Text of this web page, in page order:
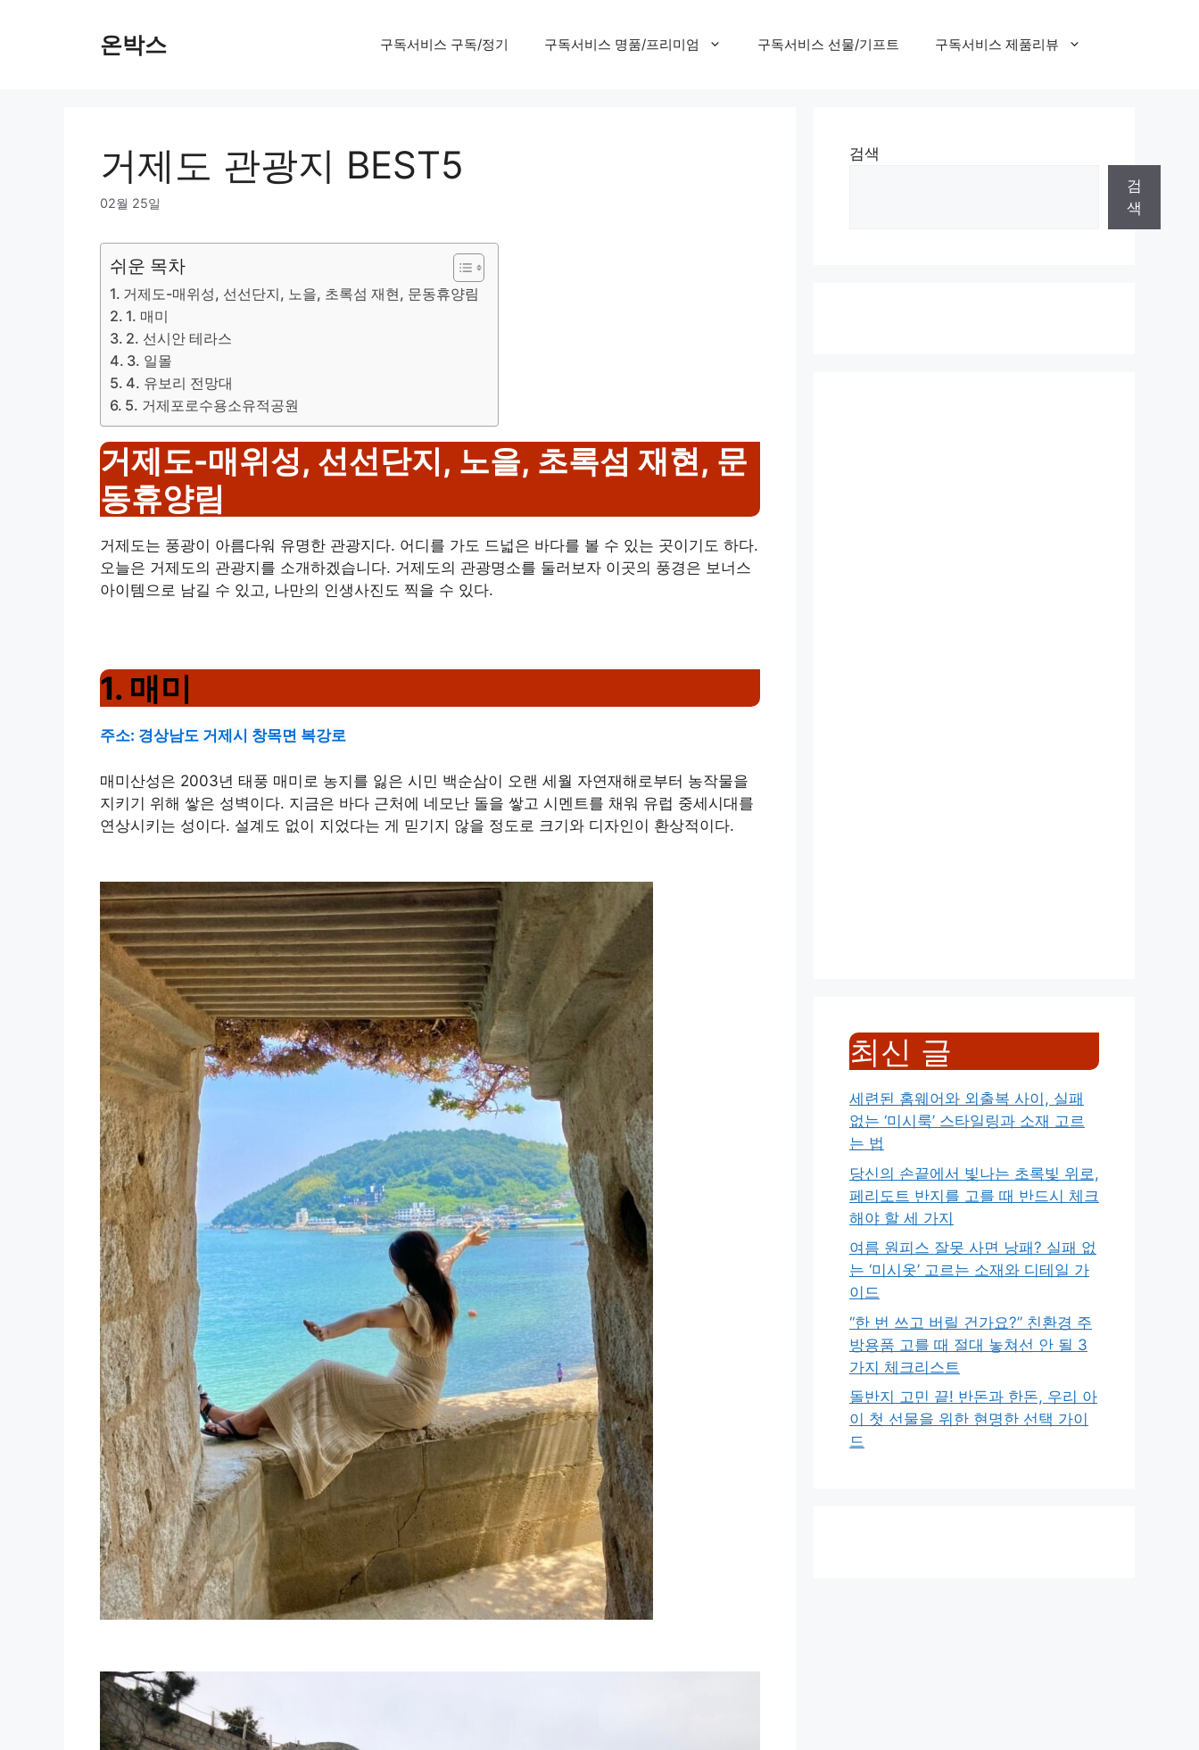
온박스 구독서비스 구독/정기 구독서비스 명품/프리미엄 구독서비스 선물/기프트 구독서비스 제품리뷰
거제도 관광지 BEST5
02월 25일
쉬운 목차
거제도-매위성, 선선단지, 노을, 초록섬 재현, 문동휴양림
1. 매미
2. 선시안 테라스
3. 일몰
4. 유보리 전망대
5. 거제포로수용소유적공원
거제도-매위성, 선선단지, 노을, 초록섬 재현, 문
동휴양림
거제도는 풍광이 아름다워 유명한 관광지다. 어디를 가도 드넓은 바다를 볼 수 있는 곳이기도 하다.
오늘은 거제도의 관광지를 소개하겠습니다. 거제도의 관광명소를 둘러보자 이곳의 풍경은 보너스
아이템으로 남길 수 있고, 나만의 인생사진도 찍을 수 있다.
1. 매미
주소: 경상남도 거제시 창목면 복강로
매미산성은 2003년 태풍 매미로 농지를 잃은 시민 백순삼이 오랜 세월 자연재해로부터 농작물을
지키기 위해 쌓은 성벽이다. 지금은 바다 근처에 네모난 돌을 쌓고 시멘트를 채워 유럽 중세시대를
연상시키는 성이다. 설계도 없이 지었다는 게 믿기지 않을 정도로 크기와 디자인이 환상적이다.
검색
검
색
최신 글
세련된 홈웨어와 외출복 사이, 실패
없는 ‘미시룩’ 스타일링과 소재 고르
는 법
당신의 손끝에서 빛나는 초록빛 위로,
페리도트 반지를 고를 때 반드시 체크
해야 할 세 가지
여름 원피스 잘못 사면 낭패? 실패 없
는 ‘미시옷’ 고르는 소재와 디테일 가
이드
“한 번 쓰고 버릴 건가요?” 친환경 주
방용품 고를 때 절대 놓쳐선 안 될 3
가지 체크리스트
돌반지 고민 끝! 반돈과 한돈, 우리 아
이 첫 선물을 위한 현명한 선택 가이
드